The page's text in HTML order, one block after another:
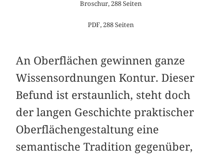
Broschur, 288 Seiten
PDF, 288 Seiten
An Oberflächen gewinnen ganze
Wissensordnungen Kontur. Dieser
Befund ist erstaunlich, steht doch
der langen Geschichte praktischer
Oberflächengestaltung eine
semantische Tradition gegenüber,